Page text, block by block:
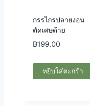
กรรไกรปลายงอน
ตัดเศษด้าย
฿199.00
หยิบใส่ตะกร้า